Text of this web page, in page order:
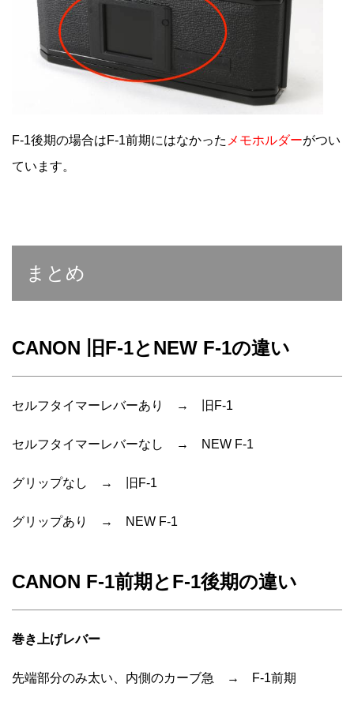
F-1後期の場合はF-1前期にはなかった メモホルダーがつい
ています。
まとめ
CANON 旧F-1とNEW F-1の違い
セルフタイマーレバーあり → 旧F-1
セルフタイマーレバーなし → NEW F-1
グリップなし → 旧F-1
グリップあり → NEW F-1
CANON F-1前期とF-1後期の違い
巻き上げレバー
先端部分のみ太い、内側のカーブ急 → F-1前期